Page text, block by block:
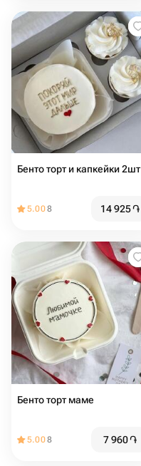
Бенто торт и капкейки 2шт
5.008 14 925֏
Бенто торт маме
5.008 7 960֏